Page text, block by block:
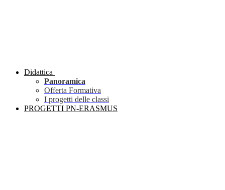
Didattica
Panoramica
Offerta Formativa
I progetti delle classi
PROGETTI PN-ERASMUS